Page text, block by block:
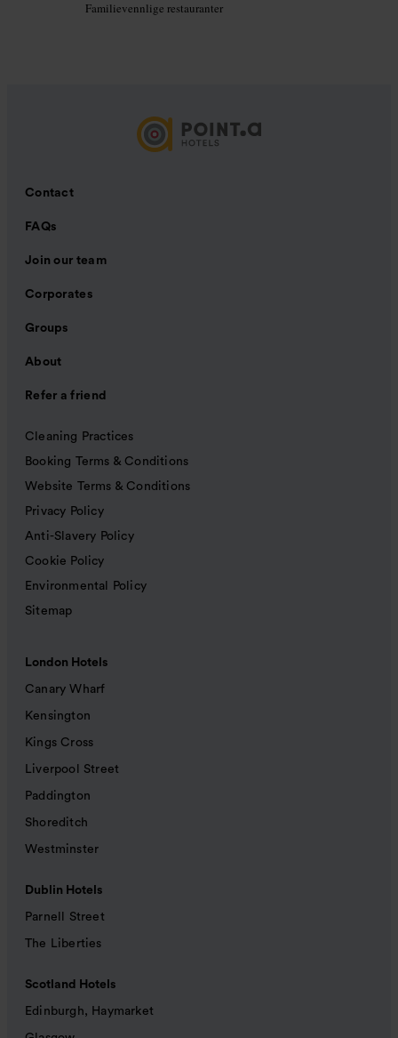
Familievennlige restauranter
Contact
FAQs
Join our team
Corporates
Groups
About
Refer a friend
Cleaning Practices
Booking Terms & Conditions
Website Terms & Conditions
Privacy Policy
Anti-Slavery Policy
Cookie Policy
Environmental Policy
Sitemap
London Hotels
Canary Wharf
Kensington
Kings Cross
Liverpool Street
Paddington
Shoreditch
Westminster
Dublin Hotels
Parnell Street
The Liberties
Scotland Hotels
Edinburgh, Haymarket